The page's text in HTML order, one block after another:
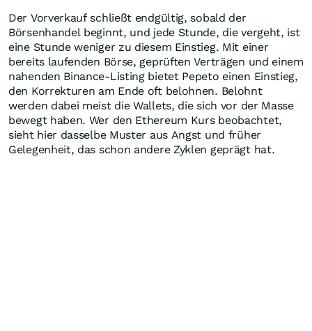
Der Vorverkauf schließt endgültig, sobald der
Börsenhandel beginnt, und jede Stunde, die vergeht, ist
eine Stunde weniger zu diesem Einstieg. Mit einer
bereits laufenden Börse, geprüften Verträgen und einem
nahenden Binance-Listing bietet Pepeto einen Einstieg,
den Korrekturen am Ende oft belohnen. Belohnt
werden dabei meist die Wallets, die sich vor der Masse
bewegt haben. Wer den Ethereum Kurs beobachtet,
sieht hier dasselbe Muster aus Angst und früher
Gelegenheit, das schon andere Zyklen geprägt hat.